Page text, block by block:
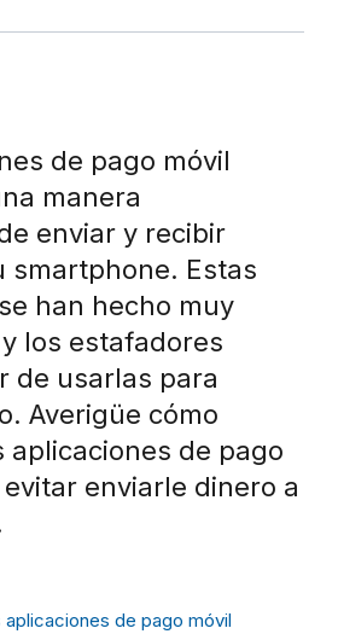
de pago móvil
manera
enviar y recibir
smartphone. Estas
han hecho muy
los estafadores
de usarlas para
Averigüe cómo
aplicaciones de pago
enviarle dinero a
de pago móvil